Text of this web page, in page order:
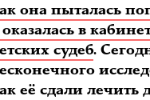
она пыталась
оказалась в
судеб.
её сдали